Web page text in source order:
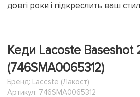
довгі роки і підкреслить ваш
Кеди Lacoste Baseshot
(746SMA0065312)
Бренд: Lacoste (Лакост)
Артикул: 746SMA0065312